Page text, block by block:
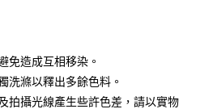
上)免運費
上)免運費
免造成互相移染。
洗滌以釋出多餘色料。
拍攝光線產生些許色差，請以實物